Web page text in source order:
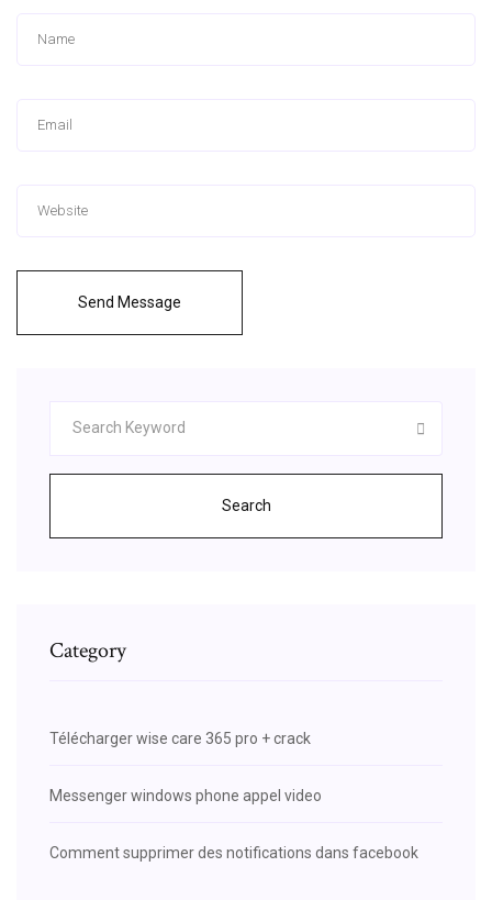
Send Message
Search
Category
Télécharger wise care 365 pro + crack
Messenger windows phone appel video
Comment supprimer des notifications dans facebook